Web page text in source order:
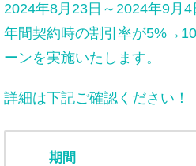
2024年8月23日～2024年9月
年間契約時の割引率が
ーンを実施いたします。
詳細は下記ご確認ください！
期間